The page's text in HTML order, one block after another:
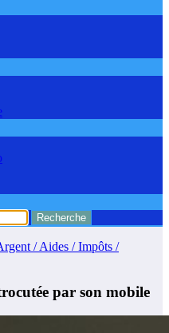
/ Aides / Impôts /
par son mobile